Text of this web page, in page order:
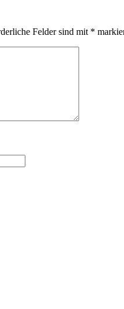
Felder sind mit *